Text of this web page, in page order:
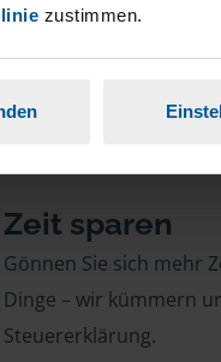
zustimmen.
Zeit sparen
Gönnen Sie sich mehr
Dinge – wir kümmern
Steuererklärung.